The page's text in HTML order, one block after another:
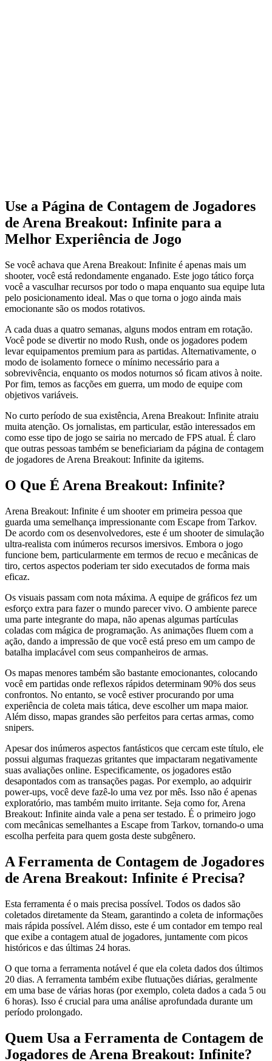
Use a Página de Contagem de Jogadores
de Arena Breakout: Infinite para a
Melhor Experiência de Jogo
Se você achava que Arena Breakout: Infinite é apenas mais um
shooter, você está redondamente enganado. Este jogo tático força
você a vasculhar recursos por todo o mapa enquanto sua equipe luta
pelo posicionamento ideal. Mas o que torna o jogo ainda mais
emocionante são os modos rotativos.
A cada duas a quatro semanas, alguns modos entram em rotação.
Você pode se divertir no modo Rush, onde os jogadores podem
levar equipamentos premium para as partidas. Alternativamente, o
modo de isolamento fornece o mínimo necessário para a
sobrevivência, enquanto os modos noturnos só ficam ativos à noite.
Por fim, temos as facções em guerra, um modo de equipe com
objetivos variáveis.
No curto período de sua existência, Arena Breakout: Infinite atraiu
muita atenção. Os jornalistas, em particular, estão interessados em
como esse tipo de jogo se sairia no mercado de FPS atual. É claro
que outras pessoas também se beneficiariam da página de contagem
de jogadores de Arena Breakout: Infinite da igitems.
O Que É Arena Breakout: Infinite?
Arena Breakout: Infinite é um shooter em primeira pessoa que
guarda uma semelhança impressionante com Escape from Tarkov.
De acordo com os desenvolvedores, este é um shooter de simulação
ultra-realista com inúmeros recursos imersivos. Embora o jogo
funcione bem, particularmente em termos de recuo e mecânicas de
tiro, certos aspectos poderiam ter sido executados de forma mais
eficaz.
Os visuais passam com nota máxima. A equipe de gráficos fez um
esforço extra para fazer o mundo parecer vivo. O ambiente parece
uma parte integrante do mapa, não apenas algumas partículas
coladas com mágica de programação. As animações fluem com a
ação, dando a impressão de que você está preso em um campo de
batalha implacável com seus companheiros de armas.
Os mapas menores também são bastante emocionantes, colocando
você em partidas onde reflexos rápidos determinam 90% dos seus
confrontos. No entanto, se você estiver procurando por uma
experiência de coleta mais tática, deve escolher um mapa maior.
Além disso, mapas grandes são perfeitos para certas armas, como
snipers.
Apesar dos inúmeros aspectos fantásticos que cercam este título, ele
possui algumas fraquezas gritantes que impactaram negativamente
suas avaliações online. Especificamente, os jogadores estão
desapontados com as transações pagas. Por exemplo, ao adquirir
power-ups, você deve fazê-lo uma vez por mês. Isso não é apenas
exploratório, mas também muito irritante. Seja como for, Arena
Breakout: Infinite ainda vale a pena ser testado. É o primeiro jogo
com mecânicas semelhantes a Escape from Tarkov, tornando-o uma
escolha perfeita para quem gosta deste subgênero.
A Ferramenta de Contagem de Jogadores
de Arena Breakout: Infinite é Precisa?
Esta ferramenta é o mais precisa possível. Todos os dados são
coletados diretamente da Steam, garantindo a coleta de informações
mais rápida possível. Além disso, este é um contador em tempo real
que exibe a contagem atual de jogadores, juntamente com picos
históricos e das últimas 24 horas.
O que torna a ferramenta notável é que ela coleta dados dos últimos
20 dias. A ferramenta também exibe flutuações diárias, geralmente
em uma base de várias horas (por exemplo, coleta dados a cada 5 ou
6 horas). Isso é crucial para uma análise aprofundada durante um
período prolongado.
Quem Usa a Ferramenta de Contagem de
Jogadores de Arena Breakout: Infinite?